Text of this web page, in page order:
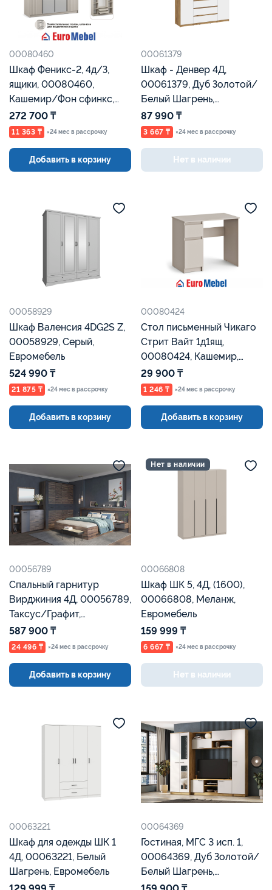
00080460
Шкаф Феникс-2, 4д/З,
ящики, 00080460,
Кашемир/Фон сфинкс,
Евромебель
272 700 ₸
11 363 ₸ ×24 мес в рассрочку
Добавить в корзину
00061379
Шкаф - Денвер 4Д,
00061379, Дуб Золотой/
Белый Шагрень,
Евромебель
87 990 ₸
3 667 ₸ ×24 мес в рассрочку
Нет в наличии
00058929
Шкаф Валенсия 4DG2S Z,
00058929, Серый,
Евромебель
524 990 ₸
21 875 ₸ ×24 мес в рассрочку
Добавить в корзину
00080424
Стол письменный Чикаго
Стрит Вайт 1д1ящ,
00080424, Кашемир,
Евромебель
29 900 ₸
1 246 ₸ ×24 мес в рассрочку
Добавить в корзину
00056789
Спальный гарнитур
Вирджиния 4Д, 00056789,
Таксус/Графит,
Евромебель
587 900 ₸
24 496 ₸ ×24 мес в рассрочку
Добавить в корзину
Нет в наличии
00066808
Шкаф ШК 5, 4Д, (1600),
00066808, Меланж,
Евромебель
159 999 ₸
6 667 ₸ ×24 мес в рассрочку
Нет в наличии
00063221
Шкаф для одежды ШК 1
4Д, 00063221, Белый
Шагрень, Евромебель
00064369
Гостиная, МГС 3 исп. 1,
00064369, Дуб Золотой/
Белый Шагрень,
Евромебель